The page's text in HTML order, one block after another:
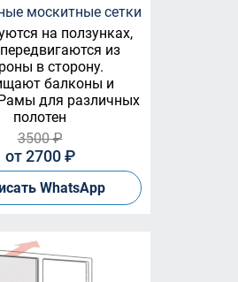
москитные сетки
на ползунках,
из
в сторону.
балконы и
для различных
полотен
3500 ₽
от 2700 ₽
WhatsApp